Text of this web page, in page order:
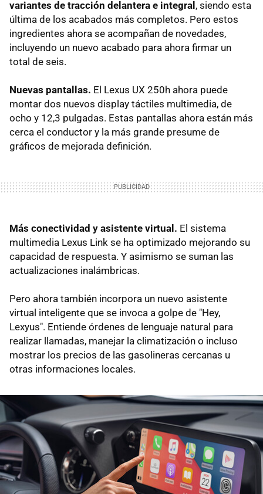
variantes de tracción delantera e integral, siendo esta
última de los acabados más completos. Pero estos
ingredientes ahora se acompañan de novedades,
incluyendo un nuevo acabado para ahora firmar un
total de seis.
Nuevas pantallas. El Lexus UX 250h ahora puede
montar dos nuevos display táctiles multimedia, de
ocho y 12,3 pulgadas. Estas pantallas ahora están más
cerca el conductor y la más grande presume de
gráficos de mejorada definición.
Más conectividad y asistente virtual. El sistema
multimedia Lexus Link se ha optimizado mejorando su
capacidad de respuesta. Y asimismo se suman las
actualizaciones inalámbricas.
Pero ahora también incorpora un nuevo asistente
virtual inteligente que se invoca a golpe de "Hey,
Lexyus". Entiende órdenes de lenguaje natural para
realizar llamadas, manejar la climatización o incluso
mostrar los precios de las gasolineras cercanas u
otras informaciones locales.